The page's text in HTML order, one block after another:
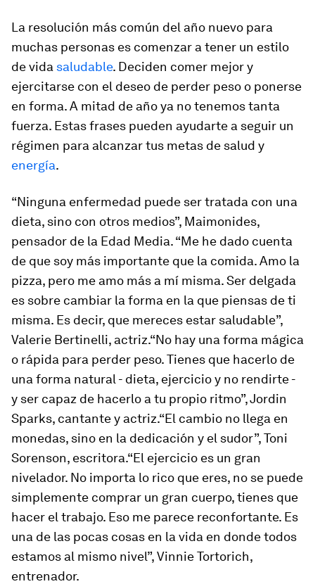
La resolución más común del año nuevo para
muchas personas es comenzar a tener un estilo
de vida saludable. Deciden comer mejor y
ejercitarse con el deseo de perder peso o ponerse
en forma. A mitad de año ya no tenemos tanta
fuerza. Estas frases pueden ayudarte a seguir un
régimen para alcanzar tus metas de salud y
energía.
“Ninguna enfermedad puede ser tratada con una
dieta, sino con otros medios”, Maimonides,
pensador de la Edad Media. “Me he dado cuenta
de que soy más importante que la comida. Amo la
pizza, pero me amo más a mí misma. Ser delgada
es sobre cambiar la forma en la que piensas de ti
misma. Es decir, que mereces estar saludable”,
Valerie Bertinelli, actriz.“No hay una forma mágica
o rápida para perder peso. Tienes que hacerlo de
una forma natural - dieta, ejercicio y no rendirte -
y ser capaz de hacerlo a tu propio ritmo”, Jordin
Sparks, cantante y actriz.“El cambio no llega en
monedas, sino en la dedicación y el sudor”, Toni
Sorenson, escritora.“El ejercicio es un gran
nivelador. No importa lo rico que eres, no se puede
simplemente comprar un gran cuerpo, tienes que
hacer el trabajo. Eso me parece reconfortante. Es
una de las pocas cosas en la vida en donde todos
estamos al mismo nivel”, Vinnie Tortorich,
entrenador.